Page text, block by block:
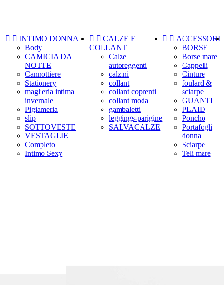
  INTIMO DONNA
Body
CAMICIA DA
NOTTE
Cannottiere
Stationery
maglieria intima
invernale
Pigiameria
slip
SOTTOVESTE
VESTAGLIE
Completo
Intimo Sexy
  CALZE E
COLLANT
Calze
autoreggenti
calzini
collant
collant coprenti
collant moda
gambaletti
leggings-parigine
SALVACALZE
  ACCESSORI
BORSE
Borse mare
Cappelli
Cinture
foulard &
sciarpe
GUANTI
PLAID
Poncho
Portafogli
donna
Sciarpe
Teli mare